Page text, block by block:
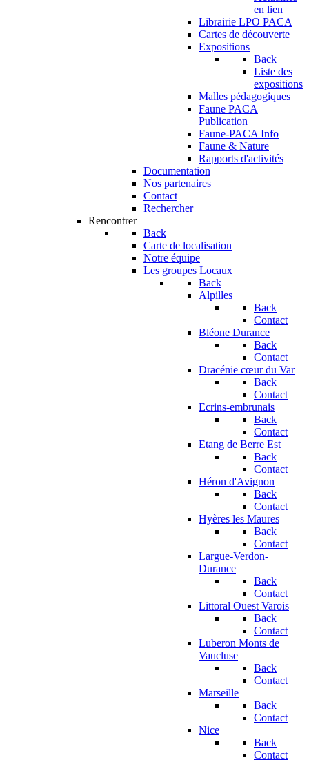
en lien
Librairie LPO PACA
Cartes de découverte
Expositions
Back
Liste des
expositions
Malles pédagogiques
Faune PACA
Publication
Faune-PACA Info
Faune & Nature
Rapports d'activités
Documentation
Nos partenaires
Contact
Rechercher
Rencontrer
Back
Carte de localisation
Notre équipe
Les groupes Locaux
Back
Alpilles
Back
Contact
Bléone Durance
Back
Contact
Dracénie cœur du Var
Back
Contact
Ecrins-embrunais
Back
Contact
Etang de Berre Est
Back
Contact
Héron d'Avignon
Back
Contact
Hyères les Maures
Back
Contact
Largue-Verdon-
Durance
Back
Contact
Littoral Ouest Varois
Back
Contact
Luberon Monts de
Vaucluse
Back
Contact
Marseille
Back
Contact
Nice
Back
Contact